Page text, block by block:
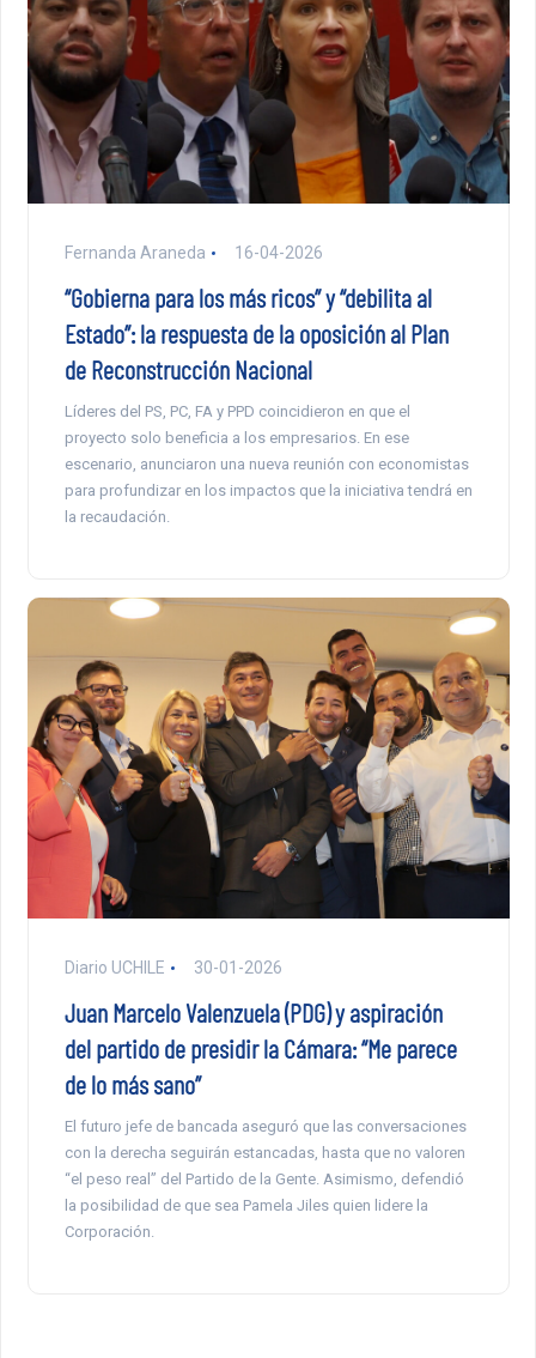
Fernanda Araneda 16-04-2026
“Gobierna para los más ricos” y “debilita al
Estado”: la respuesta de la oposición al Plan
de Reconstrucción Nacional
Líderes del PS, PC, FA y PPD coincidieron en que el
proyecto solo beneficia a los empresarios. En ese
escenario, anunciaron una nueva reunión con economistas
para profundizar en los impactos que la iniciativa tendrá en
la recaudación.
Diario UCHILE 30-01-2026
Juan Marcelo Valenzuela (PDG) y aspiración
del partido de presidir la Cámara: “Me parece
de lo más sano”
El futuro jefe de bancada aseguró que las conversaciones
con la derecha seguirán estancadas, hasta que no valoren
“el peso real” del Partido de la Gente. Asimismo, defendió
la posibilidad de que sea Pamela Jiles quien lidere la
Corporación.